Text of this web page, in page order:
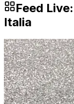
Feed Live:
Italia